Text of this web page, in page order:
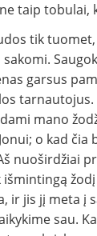
taip tobulai,
tik
gar­sus
mano
o kad
nuoširdžiai
išmintingą
jis jį meta į
sau.